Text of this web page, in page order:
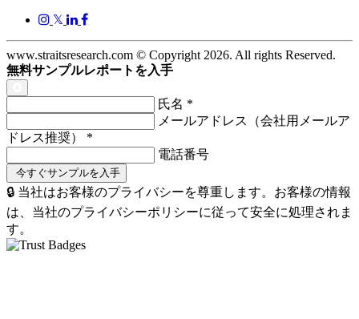
𝕏
www.straitsresearch.com © Copyright 2026. All rights Reserved.
無料サンプルレポートを入手
氏名 *
メールアドレス（会社用メールア
ドレス推奨） *
電話番号
🔒 当社はお客様のプライバシーを尊重します。お客様の情報
は、当社のプライバシーポリシーに従って安全に処理されま
す。